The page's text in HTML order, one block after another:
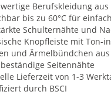
Berufskleidung aus
bis zu 60°C für
Schulternähte und
Knopfleiste mit Ton-
und Ärmelbündchen
Seitennähte
Lieferzeit von 1-3
durch BSCI